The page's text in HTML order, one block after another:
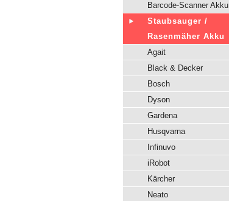
Barcode-Scanner Akku
Staubsauger /
Rasenmäher Akku
Agait
Black & Decker
Bosch
Dyson
Gardena
Husqvarna
Infinuvo
iRobot
Kärcher
Neato